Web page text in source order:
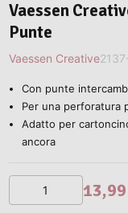
Vaessen
Punte
Vaessen Creative
Con punte
Per una perforatura
Adatto per
ancora
13,99